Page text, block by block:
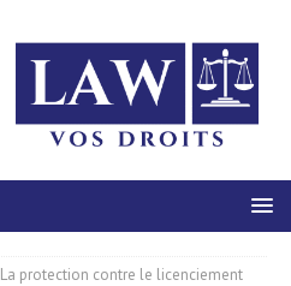
La protection contre le licenciement